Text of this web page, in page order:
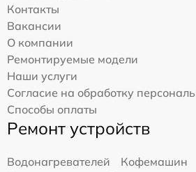
Контакты
Вакансии
О компании
Ремонтируемые модели
Наши услуги
Согласие на обработку
Способы оплаты
Ремонт устройств
Водонагревателей
Кофемашин